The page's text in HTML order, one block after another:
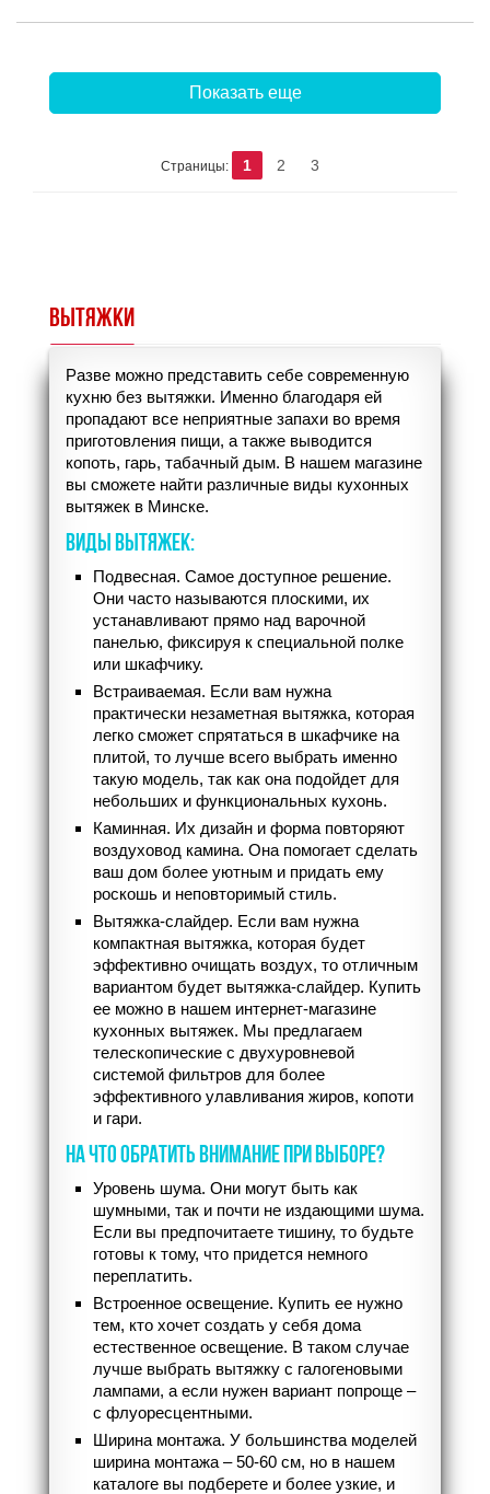
Показать еще
Страницы: 1 2 3
ВЫТЯЖКИ
Разве можно представить себе современную
кухню без вытяжки. Именно благодаря ей
пропадают все неприятные запахи во время
приготовления пищи, а также выводится
копоть, гарь, табачный дым. В нашем магазине
вы сможете найти различные виды кухонных
вытяжек в Минске.
ВИДЫ ВЫТЯЖЕК:
Подвесная. Самое доступное решение.
Они часто называются плоскими, их
устанавливают прямо над варочной
панелью, фиксируя к специальной полке
или шкафчику.
Встраиваемая. Если вам нужна
практически незаметная вытяжка, которая
легко сможет спрятаться в шкафчике на
плитой, то лучше всего выбрать именно
такую модель, так как она подойдет для
небольших и функциональных кухонь.
Каминная. Их дизайн и форма повторяют
воздуховод камина. Она помогает сделать
ваш дом более уютным и придать ему
роскошь и неповторимый стиль.
Вытяжка-слайдер. Если вам нужна
компактная вытяжка, которая будет
эффективно очищать воздух, то отличным
вариантом будет вытяжка-слайдер. Купить
ее можно в нашем интернет-магазине
кухонных вытяжек. Мы предлагаем
телескопические с двухуровневой
системой фильтров для более
эффективного улавливания жиров, копоти
и гари.
НА ЧТО ОБРАТИТЬ ВНИМАНИЕ ПРИ ВЫБОРЕ?
Уровень шума. Они могут быть как
шумными, так и почти не издающими шума.
Если вы предпочитаете тишину, то будьте
готовы к тому, что придется немного
переплатить.
Встроенное освещение. Купить ее нужно
тем, кто хочет создать у себя дома
естественное освещение. В таком случае
лучше выбрать вытяжку с галогеновыми
лампами, а если нужен вариант попроще –
с флуоресцентными.
Ширина монтажа. У большинства моделей
ширина монтажа – 50-60 см, но в нашем
каталоге вы подберете и более узкие, и